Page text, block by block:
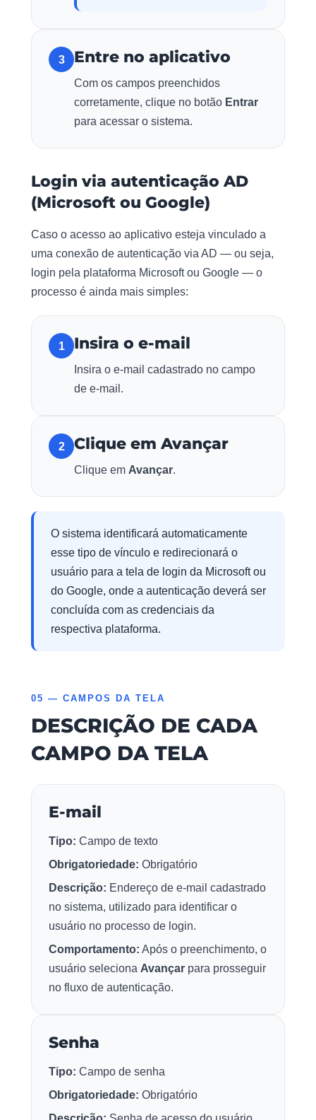
3 Entre no aplicativo
Com os campos preenchidos
corretamente, clique no botão Entrar
para acessar o sistema.
Login via autenticação AD
(Microsoft ou Google)
Caso o acesso ao aplicativo esteja vinculado a
uma conexão de autenticação via AD — ou seja,
login pela plataforma Microsoft ou Google — o
processo é ainda mais simples:
1 Insira o e-mail
Insira o e-mail cadastrado no campo
de e-mail.
2 Clique em Avançar
Clique em Avançar.
O sistema identificará automaticamente
esse tipo de vínculo e redirecionará o
usuário para a tela de login da Microsoft ou
do Google, onde a autenticação deverá ser
concluída com as credenciais da
respectiva plataforma.
05 — CAMPOS DA TELA
DESCRIÇÃO DE CADA
CAMPO DA TELA
E-mail
Tipo: Campo de texto
Obrigatoriedade: Obrigatório
Descrição: Endereço de e-mail cadastrado
no sistema, utilizado para identificar o
usuário no processo de login.
Comportamento: Após o preenchimento, o
usuário seleciona Avançar para prosseguir
no fluxo de autenticação.
Senha
Tipo: Campo de senha
Obrigatoriedade: Obrigatório